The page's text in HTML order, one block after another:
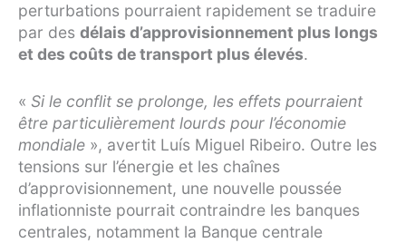
perturbations pourraient rapidement se traduire
par des délais d’approvisionnement plus longs
et des coûts de transport plus élevés.
« Si le conflit se prolonge, les effets pourraient
être particulièrement lourds pour l’économie
mondiale », avertit Luís Miguel Ribeiro. Outre les
tensions sur l’énergie et les chaînes
d’approvisionnement, une nouvelle poussée
inflationniste pourrait contraindre les banques
centrales, notamment la Banque centrale